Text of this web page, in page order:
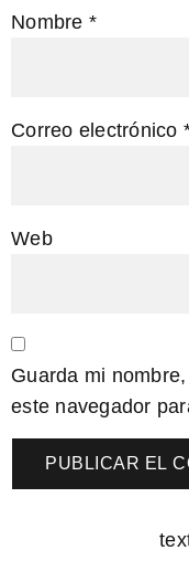
Nombre *
Correo electrónico
Web
Guarda mi
este navegador